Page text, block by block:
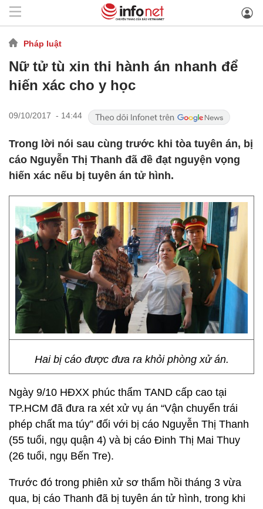
Pháp luật
Nữ tử tù xin thi hành án nhanh để
hiến xác cho y học
09/10/2017 - 14:44
Trong lời nói sau cùng trước khi tòa tuyên án, bị
cáo Nguyễn Thị Thanh đã đề đạt nguyện vọng
hiến xác nếu bị tuyên án tử hình.
Hai bị cáo được đưa ra khỏi phòng xử án.
Ngày 9/10 HĐXX phúc thẩm TAND cấp cao tại
TP.HCM đã đưa ra xét xử vụ án “Vận chuyển trái
phép chất ma túy” đối với bị cáo Nguyễn Thị Thanh
(55 tuổi, ngụ quận 4) và bị cáo Đinh Thị Mai Thuy
(26 tuổi, ngụ Bến Tre).
Trước đó trong phiên xử sơ thẩm hồi tháng 3 vừa
qua, bị cáo Thanh đã bị tuyên án tử hình, trong khi